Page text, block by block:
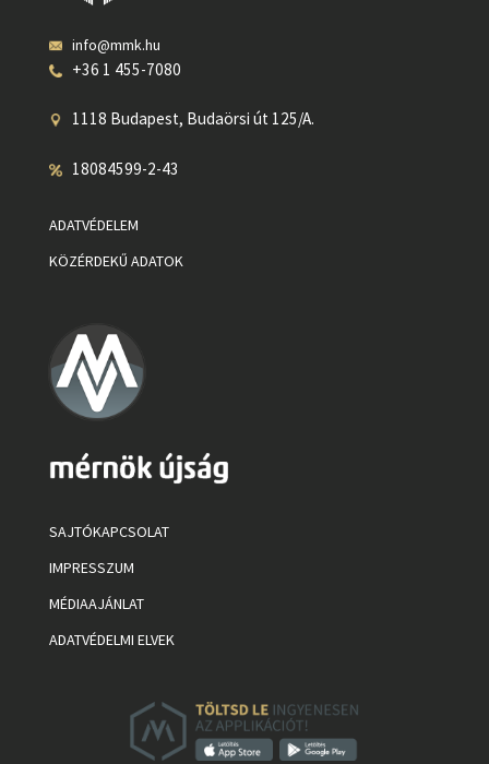
info@mmk.hu
+36 1 455-7080
1118 Budapest, Budaörsi út 125/A.
18084599-2-43
ADATVÉDELEM
KÖZÉRDEKŰ ADATOK
SAJTÓKAPCSOLAT
IMPRESSZUM
MÉDIAAJÁNLAT
ADATVÉDELMI ELVEK